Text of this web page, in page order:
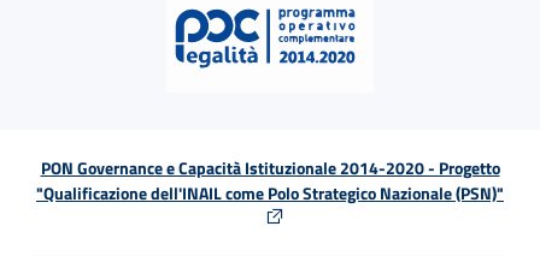
PON Governance e Capacità Istituzionale 2014-2020 - Progetto
"Qualificazione dell'INAIL come Polo Strategico Nazionale (PSN)"